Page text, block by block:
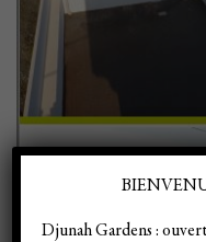
Djunah Gardens :